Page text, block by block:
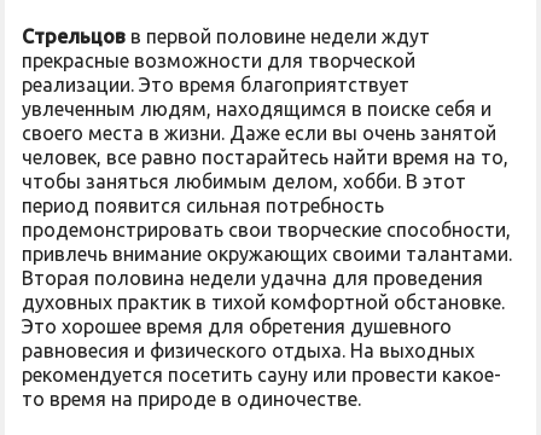
Стрельцов в первой половине недели ждут
прекрасные возможности для творческой
реализации. Это время благоприятствует
увлеченным людям, находящимся в поиске себя и
своего места в жизни. Даже если вы очень занятой
человек, все равно постарайтесь найти время на то,
чтобы заняться любимым делом, хобби. В этот
период появится сильная потребность
продемонстрировать свои творческие способности,
привлечь внимание окружающих своими талантами.
Вторая половина недели удачна для проведения
духовных практик в тихой комфортной обстановке.
Это хорошее время для обретения душевного
равновесия и физического отдыха. На выходных
рекомендуется посетить сауну или провести какое-
то время на природе в одиночестве.